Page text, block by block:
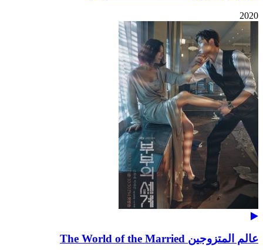
2020
عالم المتزوجين The World of the Married